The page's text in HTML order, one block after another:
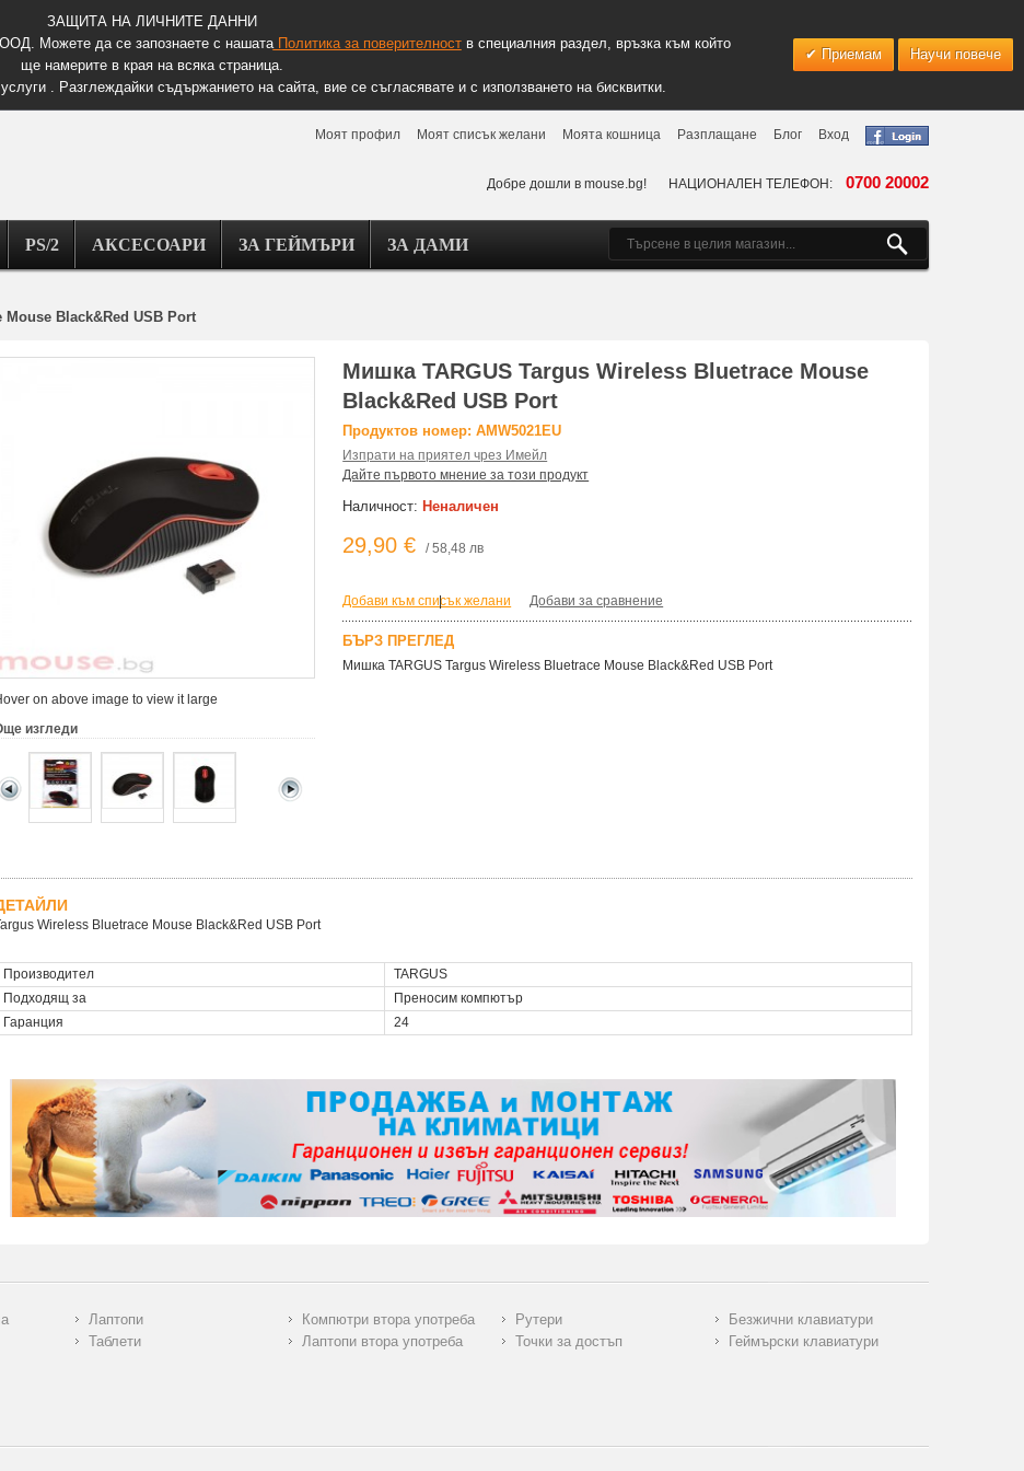
ЗАЩИТА НА ЛИЧНИТЕ ДАННИ
Можете да се запознаете с нашатаПолитика за поверителноств специалния раздел, връзка към който
ще намерите в края на всяка страница.
. Разглеждайки съдържанието на сайта, вие се съгласявате и с използването на бисквитки.
Приемам Научи повече
Моят профил Моят списък желани Моята кошница Разплащане Блог Вход
Добре дошли в mouse.bg! НАЦИОНАЛЕН ТЕЛЕФОН: 0700 20002
PS/2 АКСЕСОАРИ ЗА ГЕЙМЪРИ ЗА ДАМИ
Black&Red USB Port
on above image to view it large
изгледи
Мишка TARGUS Targus Wireless Bluetrace Mouse
Black&Red USB Port
Продуктов номер: AMW5021EU
Изпрати на приятел чрез Имейл
Дайте първото мнение за този продукт
Наличност: Неналичен
29,90 € / 58,48 лв
Добави към списък желани
| Добави за сравнение
БЪРЗ ПРЕГЛЕД
Мишка TARGUS Targus Wireless Bluetrace Mouse Black&Red USB Port
Wireless Bluetrace Mouse Black&Red USB Port
Производител
TARGUS
Подходящ за
Преносим компютър
Гаранция
24
Лаптопи
Таблети
Компютри втора употреба
Лаптопи втора употреба
Рутери
Точки за достъп
Безжични клавиатури
Геймърски клавиатури